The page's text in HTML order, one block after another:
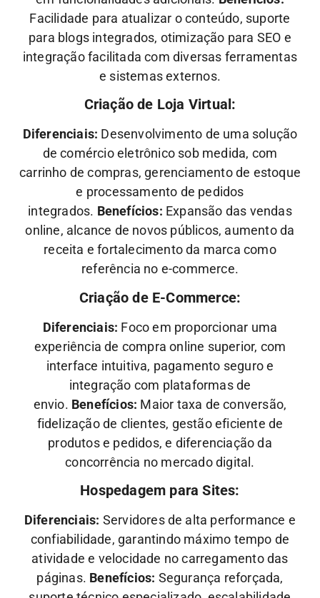
Facilidade para atualizar o conteúdo, suporte
para blogs integrados, otimização para SEO e
integração facilitada com diversas ferramentas
e sistemas externos.
Criação de Loja Virtual:
Diferenciais: Desenvolvimento de uma solução
de comércio eletrônico sob medida, com
carrinho de compras, gerenciamento de estoque
e processamento de pedidos
integrados. Benefícios: Expansão das vendas
online, alcance de novos públicos, aumento da
receita e fortalecimento da marca como
referência no e-commerce.
Criação de E-Commerce:
Diferenciais: Foco em proporcionar uma
experiência de compra online superior, com
interface intuitiva, pagamento seguro e
integração com plataformas de
envio. Benefícios: Maior taxa de conversão,
fidelização de clientes, gestão eficiente de
produtos e pedidos, e diferenciação da
concorrência no mercado digital.
Hospedagem para Sites:
Diferenciais: Servidores de alta performance e
confiabilidade, garantindo máximo tempo de
atividade e velocidade no carregamento das
páginas. Benefícios: Segurança reforçada,